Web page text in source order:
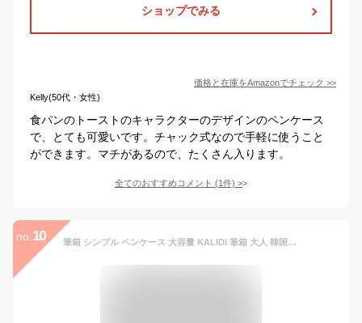
ショップでみる
価格と在庫をAmazonでチェック >>
Kelly(50代・女性)
食パンのトーストのキャラクターのデザインのペンケース
で、とても可愛いです。チャック式なので手軽に使うこと
ができます。マチがあるので、たくさん入ります。
全てのおすすめコメント (1件) >
no. 10 筆箱 シンプル ペンケース 大容量 KALIDI 筆箱 大人 韓国 おしゃれ ふでばこ ぺんけーす 男の子 女の子